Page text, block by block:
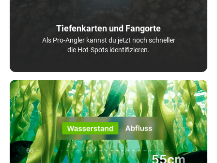
Tiefenkarten und Fangorte
Als Pro-Angler kannst du jetzt noch schneller
die Hot-Spots identifizieren.